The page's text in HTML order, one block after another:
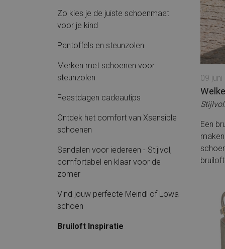
hiel)
Pantoffels
Slippers
Veterboots
Veterboots Sportief
Gekleed
Wandelschoenen
Wandelschoenen
Laag
Pumps
Sandalen Gekleed
Veterboots Gekleed
Veterschoenen
Wandelschoenen
Wandelsokken
Sandalen
Schaatsen
Sokken
Veterschoenen
Sportief
Hoog
Wandelsokken
Riemen
Sandalen Sportief
Veterboots Sportief
Veterschoenen
Wandelschoenen
Wandelschoenen
Zo kies je de juiste schoenmaat
voor je kind
Pantoffels en steunzolen
Merken met schoenen voor
steunzolen
Feestdagen cadeautips
Ontdek het comfort van Xsensible
schoenen
Sandalen voor iedereen - Stijlvol,
comfortabel en klaar voor de
zomer
Vind jouw perfecte Meindl of Lowa
schoen
Bruiloft Inspiratie
09
Een